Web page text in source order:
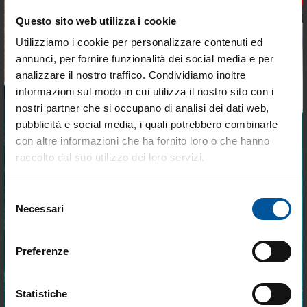
Tieniti aggiornato sulle
migliori occasioni per la tua
barca
vantaggiose e selezionate per chi vive la
Questo sito web utilizza i cookie
Utilizziamo i cookie per personalizzare contenuti ed
annunci, per fornire funzionalità dei social media e per
analizzare il nostro traffico. Condividiamo inoltre
informazioni sul modo in cui utilizza il nostro sito con i
nostri partner che si occupano di analisi dei dati web,
pubblicità e social media, i quali potrebbero combinarle
con altre informazioni che ha fornito loro o che hanno
raccolto dal suo utilizzo dei loro servizi.
delNecessari
Preferenze
Statistiche
Set Corrimano in Acciaio Inox
per Passerelle
Disponibile
€ 73,08
€ 51,16
Bilanciere in Alluminio per
Passerelle l330mm
Disponibile
€ 96,99
€ 82,44
- 15%